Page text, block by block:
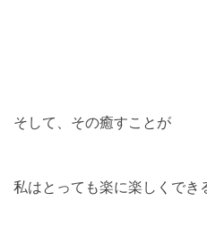
そして、その癒すことが
私はとっても楽に楽しくでき